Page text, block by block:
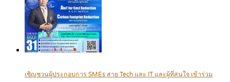
เชิญชวนผู้ประกอบการ SMEs สาย Tech และ IT และผู้ที่สนใจ เข้าร่วม